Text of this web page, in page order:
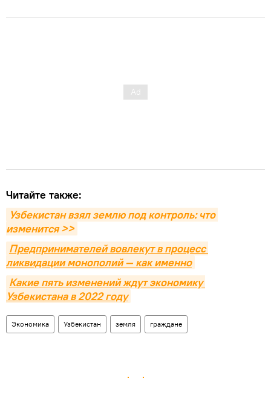
Читайте также:
Узбекистан взял землю под контроль: что
изменится >>
Предпринимателей вовлекут в процесс
ликвидации монополий — как именно
Какие пять изменений ждут экономику
Узбекистана в 2022 году
Экономика Узбекистан земля граждане